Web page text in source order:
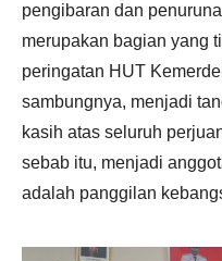
pengibaran dan
merupakan bagian yang
peringatan HUT
sambungnya, menjadi
kasih atas seluruh
sebab itu, menjadi
adalah panggilan